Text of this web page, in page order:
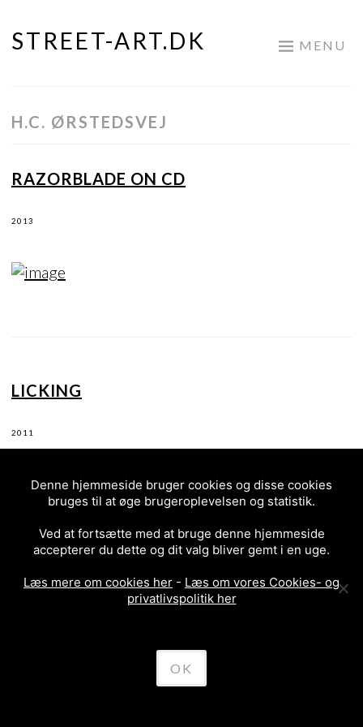
Skip
STREET-ART.DK MENU
H.C. ØRSTEDSVEJ
RAZORBLADE ON CD
2013
LICKING
2011
Denne hjemmeside bruger cookies og disse cookies
bruges til at øge brugeroplevelsen og statistik.
Ved at fortsætte med at bruge denne hjemmeside
accepterer du dette og dit valg bliver gemt i en uge.
Læs mere om cookies her - Læs om vores Cookies- og
privatlivspolitik her
OK